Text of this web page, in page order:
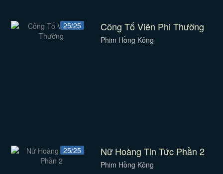
25/25 Công Tố Viên Phi Thường
Phim Hồng Kông
25/25 Nữ Hoàng Tin Tức Phần 2
Phim Hồng Kông